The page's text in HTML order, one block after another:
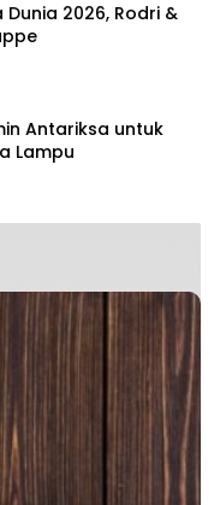
Dunia 2026, Rodri &
Antariksa untuk
Lampu